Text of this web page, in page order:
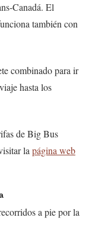
Canadá. El
también con
combinado para ir
hasta los
de Big Bus
lapágina web
a pie por la